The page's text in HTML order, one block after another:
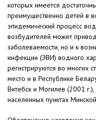
которых имеется
преимущественно детей в
эпидемический процесс
возбудителей может
заболеваемости, но и к
инфекции (ЭВИ) водного
регистрируются во многих
место и в Республике
Витебск и Могилев (2001
населенных пунктах